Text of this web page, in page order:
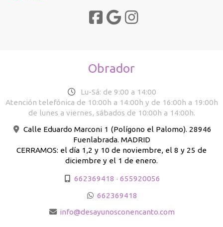
Obrador
Lu-Sá: de 9:00 a 14:00
Atención telefónica de 10:00h a 14:00h y de 16:00h a 19:00h
de lunes a viernes, sábados de 10:00h a 14:00h.
Calle Eduardo Marconi 1 (Polígono el Palomo). 28946
Fuenlabrada. MADRID
CERRAMOS: el día 1,2 y 10 de noviembre, el 8 y 25 de
diciembre y el 1 de enero.
662369418 · 655920056
662369418
info
desayunosconencanto.com